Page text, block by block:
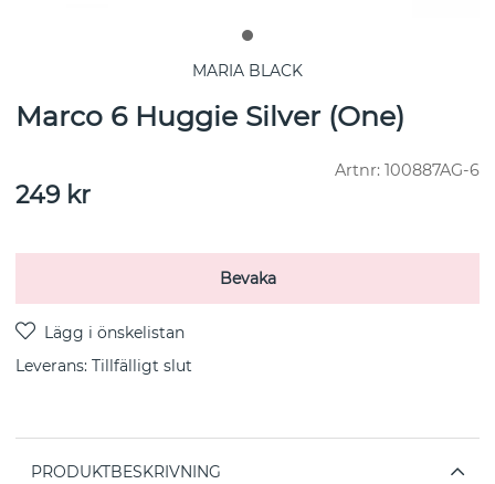
MARIA BLACK
Marco 6 Huggie Silver (One)
Artnr: 100887AG-6
249kr
Bevaka
Leverans: Tillfälligt slut
PRODUKTBESKRIVNING